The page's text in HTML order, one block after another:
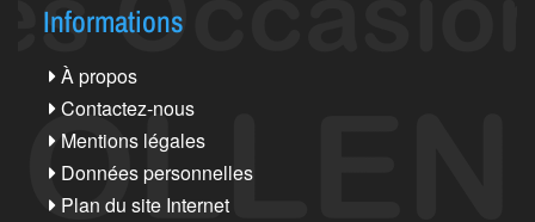
Informations
À propos
Contactez-nous
Mentions légales
Données personnelles
Plan du site Internet